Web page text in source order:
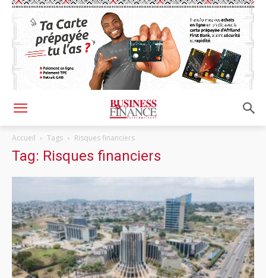
Accueil Tags Risques financiers
Tag: Risques financiers